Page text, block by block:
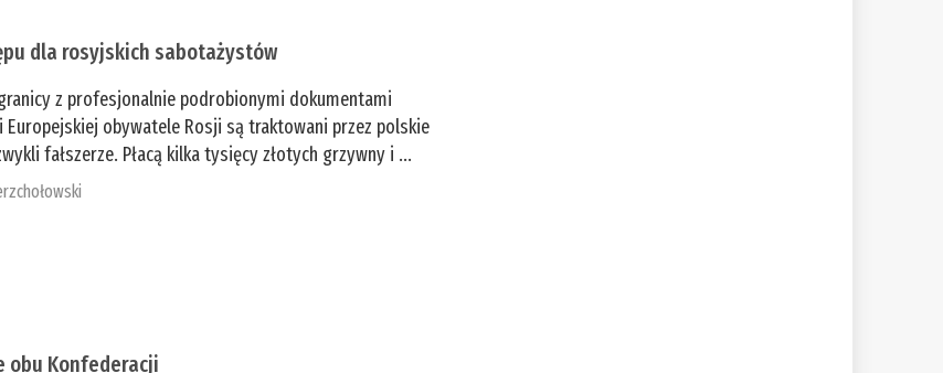
dla rosyjskich sabotażystów
z profesjonalnie podrobionymi dokumentami
Europejskiej obywatele Rosji są traktowani przez polskie
fałszerze. Płacą kilka tysięcy złotych grzywny i ...
obu Konfederacji